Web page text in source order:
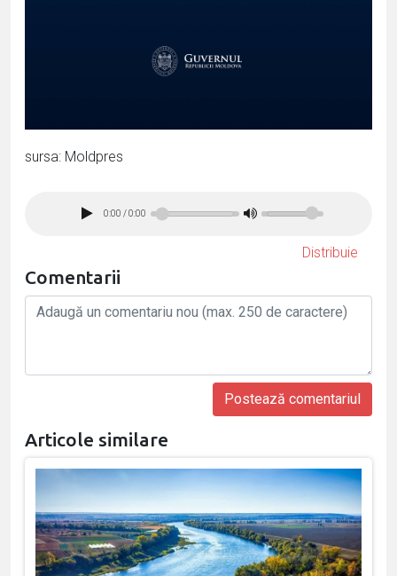
sursa: Moldpres
0:00 /0:00
Distribuie
Comentarii
Articole similare